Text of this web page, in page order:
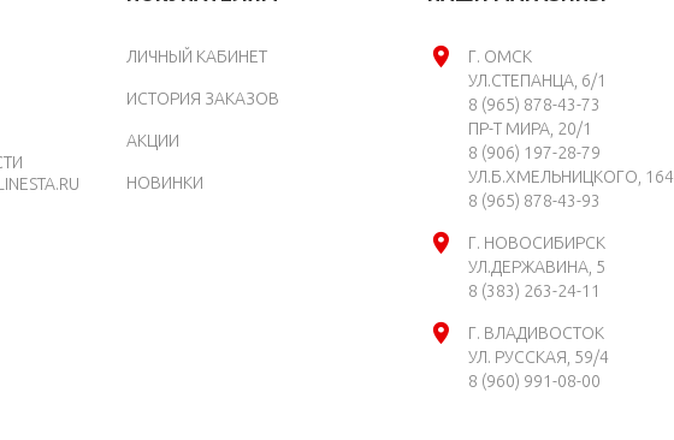
ЛИЧНЫЙ КАБИНЕТ
ИСТОРИЯ ЗАКАЗОВ
АКЦИИ
НОВИНКИ
Г. ОМСК
УЛ.СТЕПАНЦА, 6/1
8 (965) 878-43-73
ПР-Т МИРА, 20/1
8 (906) 197-28-79
УЛ.Б.ХМЕЛЬНИЦКОГО, 164
8 (965) 878-43-93
Г. НОВОСИБИРСК
УЛ.ДЕРЖАВИНА, 5
8 (383) 263-24-11
Г. ВЛАДИВОСТОК
УЛ. РУССКАЯ, 59/4
8 (960) 991-08-00